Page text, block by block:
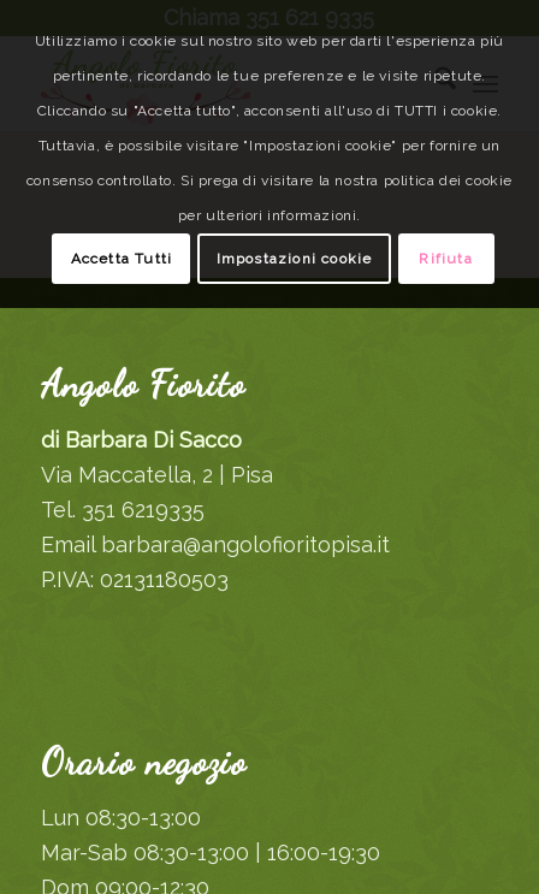
Chiama 351 621 9335
Angolo Fiorito
di Barbara Di Sacco
Via Maccatella, 2 | Pisa
Tel. 351 6219335
Email barbara@angolofioritopisa.it
P.IVA: 02131180503
Orario negozio
Lun 08:30-13:00
Mar-Sab 08:30-13:00 | 16:00-19:30
Dom 09:00-12:30
Utilizziamo i cookie sul nostro sito web per darti l'esperienza più
pertinente, ricordando le tue preferenze e le visite ripetute.
Cliccando su "Accetta tutto", acconsenti all'uso di TUTTI i cookie.
Tuttavia, è possibile visitare "Impostazioni cookie" per fornire un
consenso controllato. Si prega di visitare la nostra politica dei cookie
per ulteriori informazioni.
Accetta Tutti Impostazioni cookie Rifiuta